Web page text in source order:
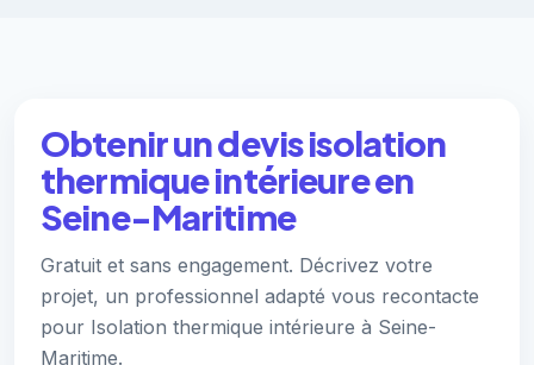
Obtenir un devis isolation
thermique intérieure en
Seine-Maritime
Gratuit et sans engagement. Décrivez votre
projet, un professionnel adapté vous recontacte
pour Isolation thermique intérieure à Seine-
Maritime.